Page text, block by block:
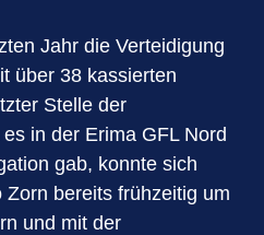
Jahr die Verteidigung
über 38 kassierten
Stelle der
in der Erima GFL Nord
gab, konnte sich
bereits frühzeitig um
und mit der